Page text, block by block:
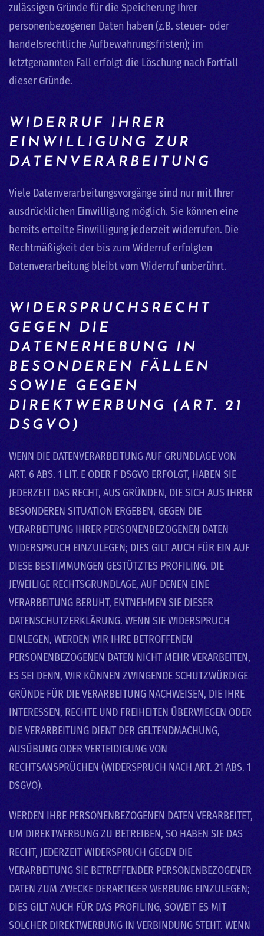
zulässigen Gründe für die Speicherung Ihrer
personenbezogenen Daten haben (z.B. steuer- oder
handelsrechtliche Aufbewahrungsfristen); im
letztgenannten Fall erfolgt die Löschung nach Fortfall
dieser Gründe.
WIDERRUF IHRER
EINWILLIGUNG ZUR
DATENVERARBEITUNG
Viele Datenverarbeitungsvorgänge sind nur mit Ihrer
ausdrücklichen Einwilligung möglich. Sie können eine
bereits erteilte Einwilligung jederzeit widerrufen. Die
Rechtmäßigkeit der bis zum Widerruf erfolgten
Datenverarbeitung bleibt vom Widerruf unberührt.
WIDERSPRUCHSRECHT
GEGEN DIE
DATENERHEBUNG IN
BESONDEREN FÄLLEN
SOWIE GEGEN
DIREKTWERBUNG (ART. 21
DSGVO)
WENN DIE DATENVERARBEITUNG AUF GRUNDLAGE VON
ART. 6 ABS. 1 LIT. E ODER F DSGVO ERFOLGT, HABEN SIE
JEDERZEIT DAS RECHT, AUS GRÜNDEN, DIE SICH AUS IHRER
BESONDEREN SITUATION ERGEBEN, GEGEN DIE
VERARBEITUNG IHRER PERSONENBEZOGENEN DATEN
WIDERSPRUCH EINZULEGEN; DIES GILT AUCH FÜR EIN AUF
DIESE BESTIMMUNGEN GESTÜTZTES PROFILING. DIE
JEWEILIGE RECHTSGRUNDLAGE, AUF DENEN EINE
VERARBEITUNG BERUHT, ENTNEHMEN SIE DIESER
DATENSCHUTZERKLÄRUNG. WENN SIE WIDERSPRUCH
EINLEGEN, WERDEN WIR IHRE BETROFFENEN
PERSONENBEZOGENEN DATEN NICHT MEHR VERARBEITEN,
ES SEI DENN, WIR KÖNNEN ZWINGENDE SCHUTZWÜRDIGE
GRÜNDE FÜR DIE VERARBEITUNG NACHWEISEN, DIE IHRE
INTERESSEN, RECHTE UND FREIHEITEN ÜBERWIEGEN ODER
DIE VERARBEITUNG DIENT DER GELTENDMACHUNG,
AUSÜBUNG ODER VERTEIDIGUNG VON
RECHTSANSPRÜCHEN (WIDERSPRUCH NACH ART. 21 ABS. 1
DSGVO).
WERDEN IHRE PERSONENBEZOGENEN DATEN VERARBEITET,
UM DIREKTWERBUNG ZU BETREIBEN, SO HABEN SIE DAS
RECHT, JEDERZEIT WIDERSPRUCH GEGEN DIE
VERARBEITUNG SIE BETREFFENDER PERSONENBEZOGENER
DATEN ZUM ZWECKE DERARTIGER WERBUNG EINZULEGEN;
DIES GILT AUCH FÜR DAS PROFILING, SOWEIT ES MIT
SOLCHER DIREKTWERBUNG IN VERBINDUNG STEHT. WENN